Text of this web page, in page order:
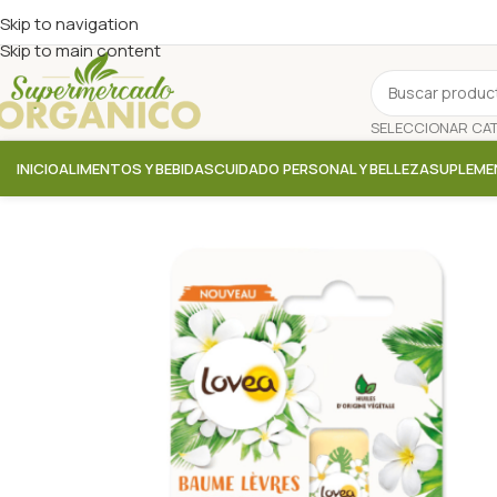
Skip to navigation
Skip to main content
INICIOALIMENTOS Y BEBIDASCUIDADO PERSONAL Y BELLEZA